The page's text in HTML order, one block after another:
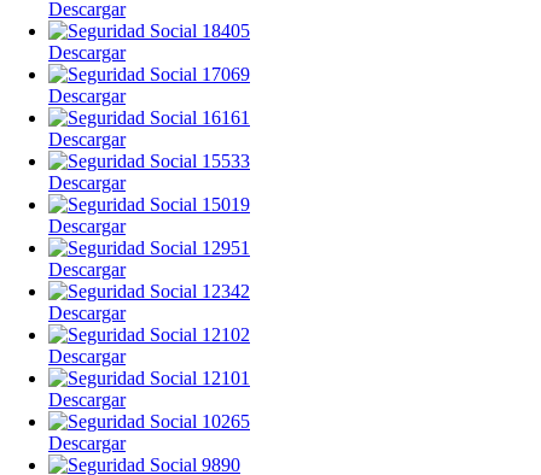
Descargar
Descargar
Descargar
Descargar
Descargar
Descargar
Descargar
Descargar
Descargar
Descargar
Descargar